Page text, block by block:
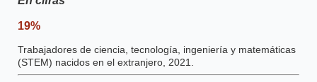
19%
Trabajadores de ciencia, tecnología, ingeniería y matemáticas
(STEM) nacidos en el extranjero, 2021.